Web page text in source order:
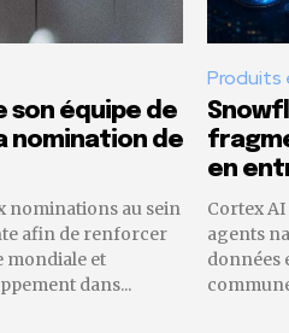
son équipe de
nomination de
nominations au sein
afin de renforcer
mondiale et
dans...
Produits
en
Cortex
agents
données